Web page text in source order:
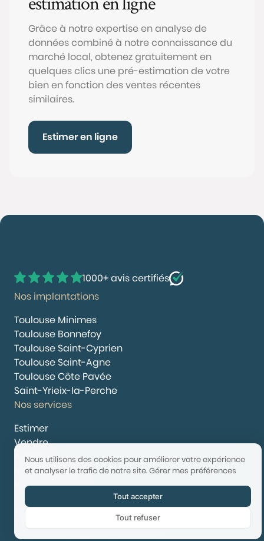
Grâce à notre expertise en analyse de
données combiné à notre connaissance du
marché local, obtenez gratuitement en
quelques clics une pré-estimation de votre
bien en fonction des ventes récentes
similaires.
Estimer en ligne
1000+ avis certifiés
Nos implantations
Toulouse Minimes
Toulouse Bonnefoy
Toulouse Saint-Cyprien
Toulouse Saint-Agne
Toulouse Côte Pavée
Saint-Yrieix-la-Perche
Nos services
Estimer
Vendre
Acheter
Nous rejoindre
Nous contacter
© 2025 Booster Immobilier | Tech & Website powered by
Avest
Tarifs
Confidentialité
Nous utilisons des cookies pour améliorer votre expérience
et analyser le trafic de notre site.Gérer mes préférences
Tout accepter
Tout refuser